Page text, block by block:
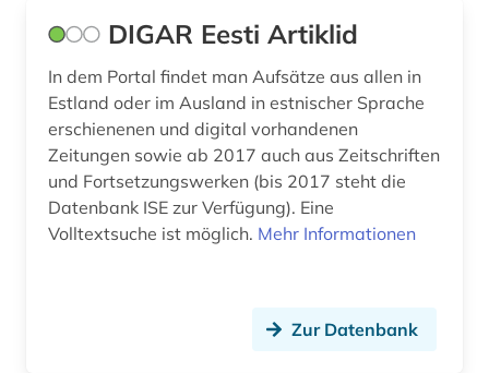
DIGAR Eesti Artiklid
In dem Portal findet man Aufsätze aus allen in
Estland oder im Ausland in estnischer Sprache
erschienenen und digital vorhandenen
Zeitungen sowie ab 2017 auch aus Zeitschriften
und Fortsetzungswerken (bis 2017 steht die
Datenbank ISE zur Verfügung). Eine
Volltextsuche ist möglich. Mehr Informationen
Zur Datenbank